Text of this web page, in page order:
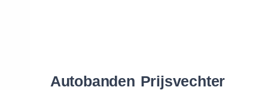
Autobanden Prijsvechter